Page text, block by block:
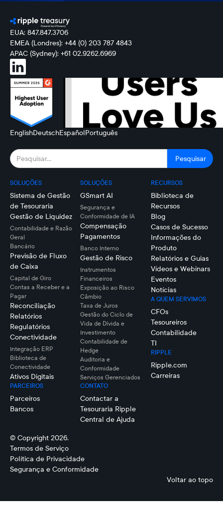
EUA: 847.847.3706
EMEA (Londres): +44 (0) 203 787 4843
APAC (Sydney): +61 02.9262.6969
EnglishDeutschEspañolPortuguês
SOLUÇÕES
Sistema de Gestão
de Tesouraria
Gestão de Liquidez
Contabilidade e Razão
Geral
Bancário
Previsão de Fluxo
de Caixa
Capital de Giro
Contas a Receber e a
Pagar
Reconciliação
Relatórios
Regulatórios
Conectividade
Integração ERP
Biblioteca de
Conectividade
Ativos Digitais
PARCEIROS
Parceiros
Bancos
SOLUÇÕES
GSmart AI
Segurança e
Conformidade de IA
Compensação
Pagamentos
Banco Interno
Gestão de Risco
Instrumentos
Financeiros
Exposição ao Risco
Câmbio
Taxa de Juros
Gestão do Ciclo de
Vida de Dívida e
Investimento
Contabilidade de
Hedge
Auditoria e
Conformidade
Serviços Gerenciados
CONTATO
Contactar a
Tesouraria Ripple
Central de Ajuda
RECURSOS
Biblioteca de
Recursos
Blog
Casos de Sucesso
Informações do
Produto
Relatórios e Guias
Vídeos e Webinars
Eventos
Notícias
A QUEM SERVIMOS
CFOs
Tesoureiros
Contabilidade
TI
RIPPLE
Ripple.com
Carreiras
© Copyright 2026.
Termos de Serviço
Política de Privacidade
Segurança e Conformidade
Voltar ao topo